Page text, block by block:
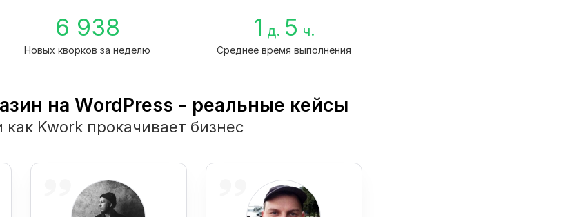
6 938
Новых кворков за неделю
1 д. 5 ч.
Среднее время выполнения
на WordPress - реальные кейсы
как Kwork прокачивает бизнес